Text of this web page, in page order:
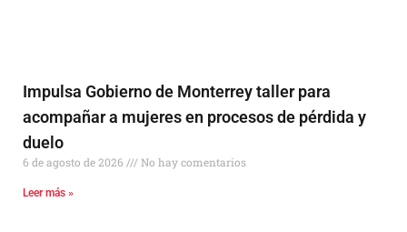
Impulsa Gobierno de Monterrey taller para
acompañar a mujeres en procesos de pérdida y
duelo
6 de agosto de 2026 No hay comentarios
Leer más »